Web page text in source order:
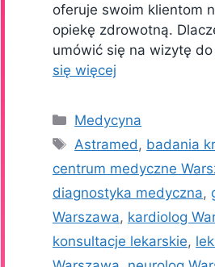
oferuje swoim klientom
opiekę zdrowotną.
umówić się na wizytę
się więcej
Kategorie
Medycyna
Tagi
Astramed , badania
centrum medyczne
diagnostyka medyczna,
Warszawa, kardiolog
konsultacje lekarskie,